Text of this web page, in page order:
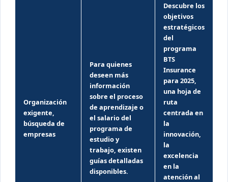
Organización
exigente,
búsqueda de
empresas
Para quienes
deseen más
información
sobre el proceso
de aprendizaje o
el salario del
programa de
estudio y
trabajo, existen
guías detalladas
disponibles.
Descubre los
objetivos
estratégicos
del
programa
BTS
Insurance
para 2025,
una hoja de
ruta
centrada en
la
innovación,
la
excelencia
en la
atención al